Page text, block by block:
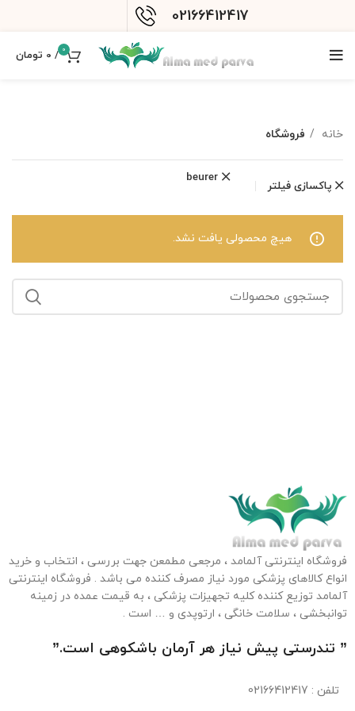
02166412417
0
/
0 تومان
خانه فروشگاه
پاکسازی فیلتر
beurer
هیچ محصولی یافت نشد.
فروشگاه اینترنتی آلمامد ، مرجعی مطمعن جهت بررسی ، انتخاب و خرید
انواع کالاهای پزشکی مورد نیاز مصرف کننده می باشد . فروشگاه اینترنتی
آلمامد توزیع کننده کلیه تجهیزات پزشکی ، به قیمت عمده در زمینه
توانبخشی ، سلامت خانگی ، ارتوپدی و … است .
” تندرستی پیش نیاز هر آرمان باشکوهی است.”
تلفن : 02166412417